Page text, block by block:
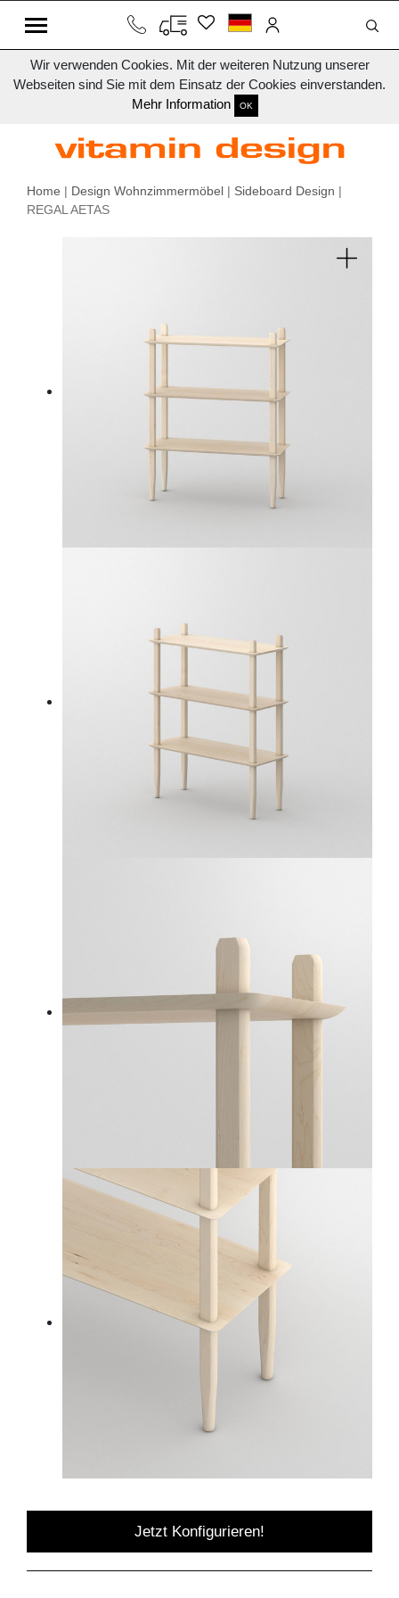
Wir verwenden Cookies. Mit der weiteren Nutzung unserer
Webseiten sind Sie mit dem Einsatz der Cookies einverstanden.
Mehr Information
OK
Home | Design Wohnzimmermöbel | Sideboard Design |
REGAL AETAS
Jetzt Konfigurieren!